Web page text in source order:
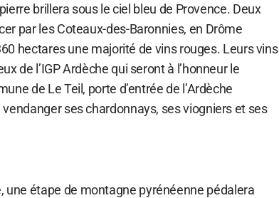
brillera sous le ciel bleu de Provence. Deux
par les Coteaux-des-Baronnies, en Drôme
hectares une majorité de vins rouges. Leurs vins
de l’IGP Ardèche qui seront à l’honneur le
de Le Teil, porte d’entrée de l’Ardèche
ses chardonnays, ses viogniers et ses
une étape de montagne pyrénéenne pédalera